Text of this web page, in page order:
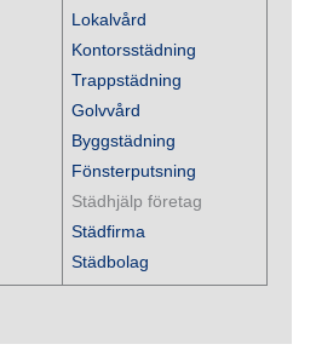
Lokalvård
Kontorsstädning
Trappstädning
Golvvård
Byggstädning
Fönsterputsning
Städhjälp företag
Städfirma
Städbolag